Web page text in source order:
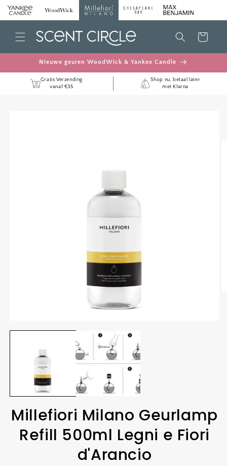
NAAR DE
Winkelwagen
Nieuwe geuren WoodWick & Yankee Candle
Gratis Verzending
vanaf €35
Shop nu, betaal later
met Klarna
Millefiori Milano Geurlamp
Refill 500ml Legni e Fiori
d'Arancio